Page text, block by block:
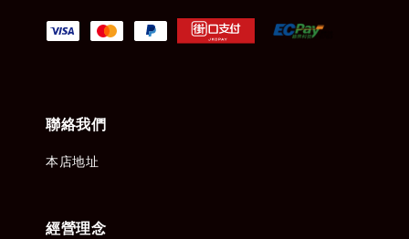
聯絡我們
本店地址
經營理念